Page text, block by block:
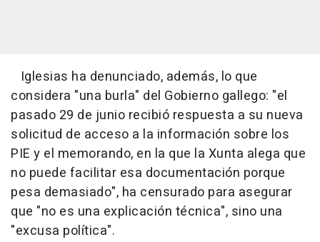
Iglesias ha denunciado, además, lo que
considera "una burla" del Gobierno gallego: "el
pasado 29 de junio recibió respuesta a su nueva
solicitud de acceso a la información sobre los
PIE y el memorando, en la que la Xunta alega que
no puede facilitar esa documentación porque
pesa demasiado", ha censurado para asegurar
que "no es una explicación técnica", sino una
"excusa política".